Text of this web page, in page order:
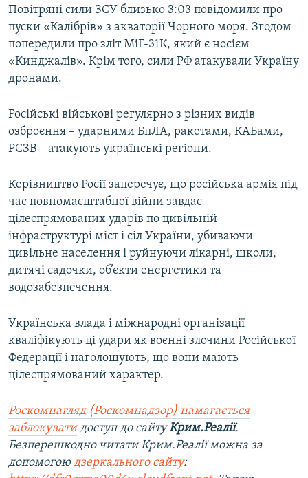
Повітряні сили ЗСУ близько 3:03 повідомили про
пуски «Калібрів» з акваторії Чорного моря. Згодом
попередили про зліт МіГ-31К, який є носієм
«Кинджалів». Крім того, сили РФ атакували Україну
дронами.
Російські військові регулярно з різних видів
озброєння – ударними БпЛА, ракетами, КАБами,
РСЗВ – атакують українські регіони.
Керівництво Росії заперечує, що російська армія під
час повномасштабної війни завдає
цілеспрямованих ударів по цивільній
інфраструктурі міст і сіл України, убиваючи
цивільне населення і руйнуючи лікарні, школи,
дитячі садочки, об’єкти енергетики та
водозабезпечення.
Українська влада і міжнародні організації
кваліфікують ці удари як воєнні злочини Російської
Федерації і наголошують, що вони мають
цілеспрямований характер.
Роскомнагляд (Роскомнадзор) намагається
заблокуватидоступ до сайтуКрим.Реалії.
Безперешкодно читати Крим.Реалії можна за
допомогою дзеркального сайту: